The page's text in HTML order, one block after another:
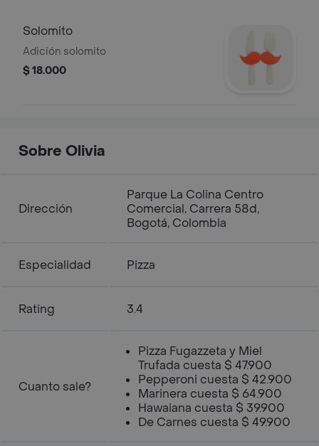
Solomito
Adición solomito
$ 18.000
Sobre Olivia
Dirección
Parque La Colina Centro
Comercial, Carrera 58d,
Bogotá, Colombia
Especialidad Pizza
Rating 3.4
Cuanto sale?
Pizza Fugazzeta y Miel
Trufada cuesta $ 47.900
Pepperoni cuesta $ 42.900
Marinera cuesta $ 64.900
Hawaiana cuesta $ 39.900
De Carnes cuesta $ 49.900